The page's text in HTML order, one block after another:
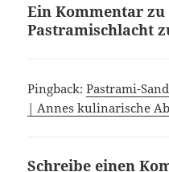
Ein Kommentar zu
Pastramischlacht
Pingback:Pastrami-
| Annes kulinarische
Schreibe einen